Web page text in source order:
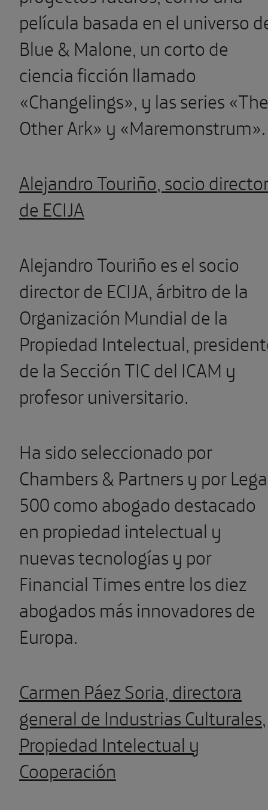
película basada en el universo
Blue & Malone, un corto de
ciencia ficción llamado
«Changelings», y las series «The
Other Ark» y «Maremonstrum».
Alejandro Touriño, socio
de ECIJA
Alejandro Touriño es el socio
director de ECIJA, árbitro de la
Organización Mundial de la
Propiedad Intelectual,
de la Sección TIC del ICAM y
profesor universitario.
Ha sido seleccionado por
Chambers & Partners y por
500 como abogado destacado
en propiedad intelectual y
nuevas tecnologías y por
Financial Times entre los diez
abogados más innovadores de
Europa.
Carmen Páez Soria, directora
general de Industrias Culturales,
Propiedad Intelectual y
Cooperación